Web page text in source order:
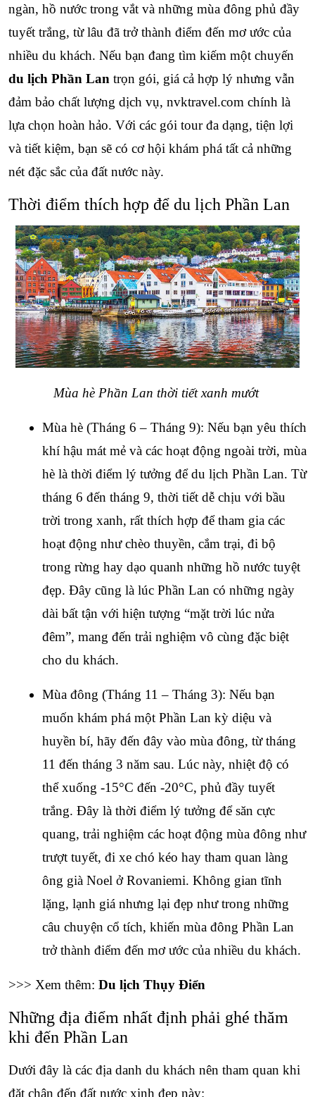
ngàn, hồ nước trong vắt và những mùa đông phủ đầy
tuyết trắng, từ lâu đã trở thành điểm đến mơ ước của
du lịch Phần Lan trọn gói, giá cả hợp lý nhưng vẫn
đảm bảo chất lượng dịch vụ, nvktravel.com chính là
lựa chọn hoàn hảo. Với các gói tour đa dạng, tiện lợi
và tiết kiệm, bạn sẽ có cơ hội khám phá tất cả những
nét đặc sắc của đất nước này.
Thời điểm thích hợp để du lịch Phần Lan
Mùa hè Phần Lan thời tiết xanh mướt
Mùa hè (Tháng 6 – Tháng 9): Nếu bạn yêu thích
khí hậu mát mẻ và các hoạt động ngoài trời, mùa
hè là thời điểm lý tưởng để du lịch Phần Lan. Từ
tháng 6 đến tháng 9, thời tiết dễ chịu với bầu
trời trong xanh, rất thích hợp để tham gia các
hoạt động như chèo thuyền, cắm trại, đi bộ
trong rừng hay dạo quanh những hồ nước tuyệt
đẹp. Đây cũng là lúc Phần Lan có những ngày
dài bất tận với hiện tượng “mặt trời lúc nửa
đêm”, mang đến trải nghiệm vô cùng đặc biệt
cho du khách.
Mùa đông (Tháng 11 – Tháng 3): Nếu bạn
muốn khám phá một Phần Lan kỳ diệu và
huyền bí, hãy đến đây vào mùa đông, từ tháng
11 đến tháng 3 năm sau. Lúc này, nhiệt độ có
thể xuống -15°C đến -20°C, phủ đầy tuyết
trắng. Đây là thời điểm lý tưởng để săn cực
quang, trải nghiệm các hoạt động mùa đông như
trượt tuyết, đi xe chó kéo hay tham quan làng
ông già Noel ở Rovaniemi. Không gian tĩnh
lặng, lạnh giá nhưng lại đẹp như trong những
câu chuyện cổ tích, khiến mùa đông Phần Lan
trở thành điểm đến mơ ước của nhiều du khách.
>>> Xem thêm: Du lịch Thụy Điển
Những địa điểm nhất định phải ghé thăm
khi đến Phần Lan
Dưới đây là các địa danh du khách nên tham quan khi
đặt chân đến đất nước xinh đẹp này: